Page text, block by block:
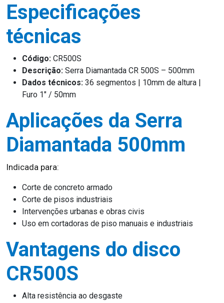
Especificações
técnicas
Código: CR500S
Descrição: Serra Diamantada CR 500S – 500mm
Dados técnicos: 36 segmentos | 10mm de altura |
Furo 1″ / 50mm
Aplicações da Serra
Diamantada 500mm
Indicada para:
Corte de concreto armado
Corte de pisos industriais
Intervenções urbanas e obras civis
Uso em cortadoras de piso manuais e industriais
Vantagens do disco
CR500S
Alta resistência ao desgaste